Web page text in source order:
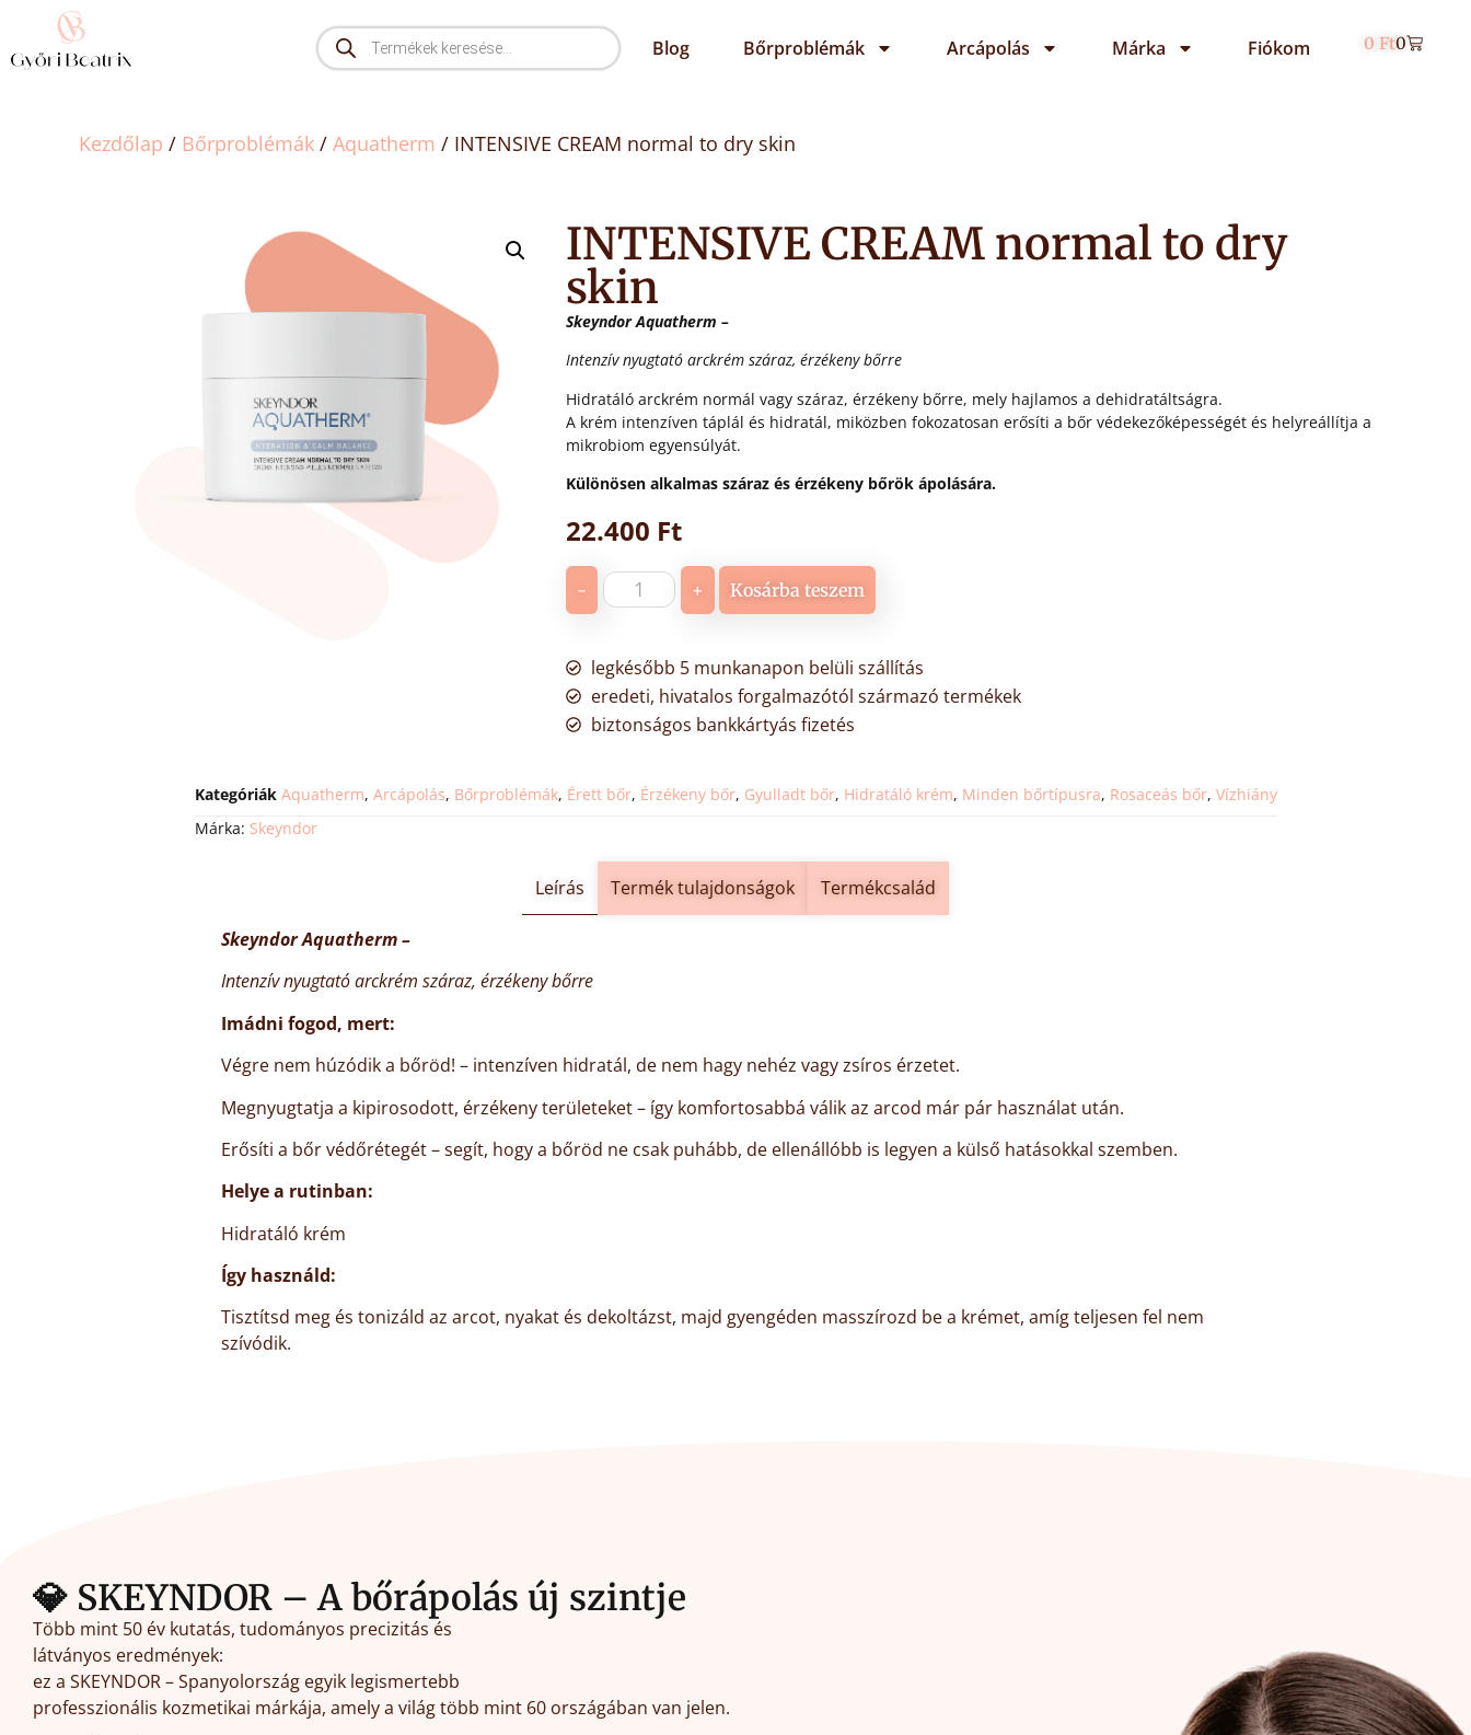
Blog Bőrproblémák Arcápolás Márka Fiókom 0 Ft0
Kezdőlap / Bőrproblémák / Aquatherm / INTENSIVE CREAM normal to dry skin
INTENSIVE CREAM normal to dry
skin
Skeyndor Aquatherm –
Intenzív nyugtató arckrém száraz, érzékeny bőrre
Hidratáló arckrém normál vagy száraz, érzékeny bőrre, mely hajlamos a dehidratáltságra.
A krém intenzíven táplál és hidratál, miközben fokozatosan erősíti a bőr védekezőképességét és helyreállítja a
mikrobiom egyensúlyát.
Különösen alkalmas száraz és érzékeny bőrök ápolására.
22.400 Ft
- + Kosárba teszem
legkésőbb 5 munkanapon belüli szállítás
eredeti, hivatalos forgalmazótól származó termékek
biztonságos bankkártyás fizetés
Kategóriák Aquatherm, Arcápolás, Bőrproblémák, Érett bőr, Érzékeny bőr, Gyulladt bőr, Hidratáló krém, Minden bőrtípusra, Rosaceás bőr, Vízhiány
Márka: Skeyndor
Leírás Termék tulajdonságok Termékcsalád
Skeyndor Aquatherm –
Intenzív nyugtató arckrém száraz, érzékeny bőrre
Imádni fogod, mert:
Végre nem húzódik a bőröd! – intenzíven hidratál, de nem hagy nehéz vagy zsíros érzetet.
Megnyugtatja a kipirosodott, érzékeny területeket – így komfortosabbá válik az arcod már pár használat után.
Erősíti a bőr védőrétegét – segít, hogy a bőröd ne csak puhább, de ellenállóbb is legyen a külső hatásokkal szemben.
Helye a rutinban:
Hidratáló krém
Így használd:
Tisztítsd meg és tonizáld az arcot, nyakat és dekoltázst, majd gyengéden masszírozd be a krémet, amíg teljesen fel nem
szívódik.
💎 SKEYNDOR – A bőrápolás új szintje
Több mint 50 év kutatás, tudományos precizitás és
látványos eredmények:
ez a SKEYNDOR – Spanyolország egyik legismertebb
professzionális kozmetikai márkája, amely a világ több mint 60 országában van jelen.